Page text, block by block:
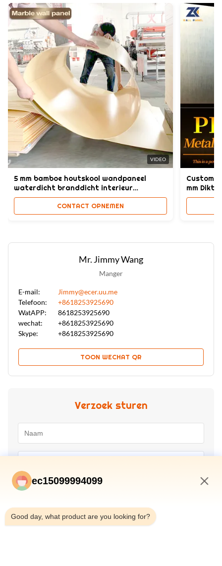
Thickness:
15 mm
Product Name:
WPC-wandpaneel
Certificate:
ISO9001
High Light:
Uitgedreven WPC de Muurpaneel van pvc Co
Uitgedreven de Muurcomité van pvc Co
WPC-Muurcomité Gemakkelijke Installatie
Toeleveringskapaciteit:
6000 meter per dag
VIDEO
5 mm bamboe houtskool wandpaneel
waterdicht branddicht interieur
decoratie
CONTACT OPNEMEN
Custom
mm
Mr. Jimmy Wang
Manger
E-mail:
Jimmy@ecer.uu.me
Telefoon:
+8618253925690
WatAPP:
8618253925690
wechat:
+8618253925690
Skype:
+8618253925690
TOON WECHAT QR
Verzoek sturen
ec15099994099
Good day, what product are you looking for?